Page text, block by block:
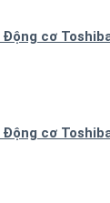
Động cơ
Động cơ